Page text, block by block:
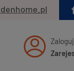
Zaloguj